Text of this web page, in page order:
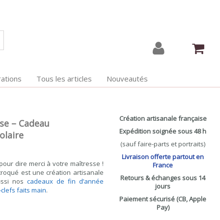
Tous les articles Nouveautés
– Cadeau
dire merci à votre maîtresse !
est une création artisanale
noscadeaux de fin d’année
faits main.
Création artisanale française
Expédition soignée sous 48 h
(sauf faire-parts et portraits)
Livraison offerte partout en
France
Retours & échanges sous 14
jours
Paiement sécurisé (CB, Apple
Pay)